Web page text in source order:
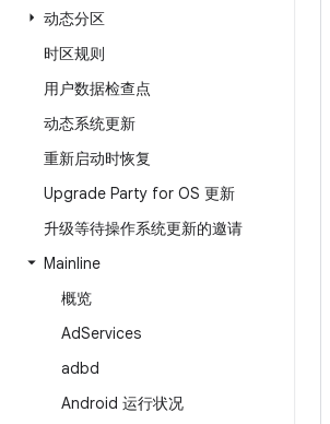
动态分区
时区规则
用户数据检查点
动态系统更新
重新启动时恢复
Upgrade Party for OS 更新
升级等待操作系统更新的邀请
Mainline
概览
AdServices
adbd
Android 运行状况